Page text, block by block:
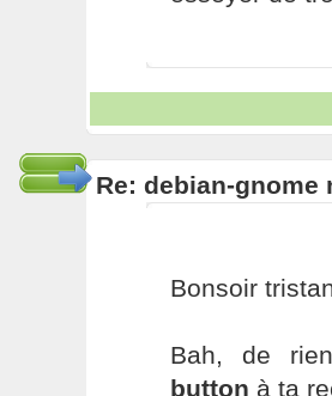
Re: debian-gnome
Bonsoir
Bah, de
button à ta